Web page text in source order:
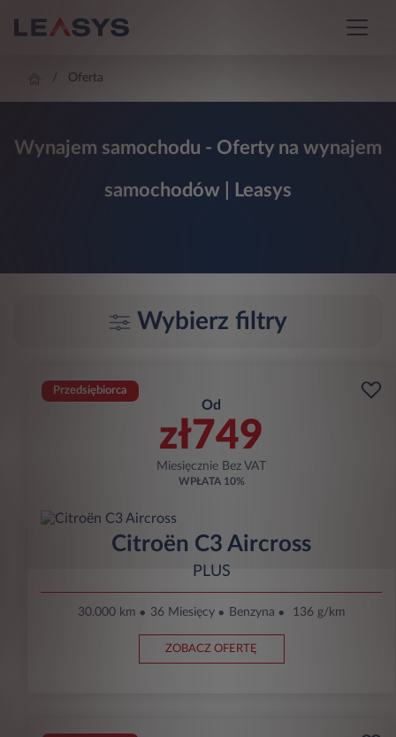
Oferta
Wynajem samochodu - Oferty na wynajem
samochodów | Leasys
Wybierz filtry
Przedsiębiorca
Od
zł749
Miesięcznie Bez VAT
WPŁATA 10%
Citroën C3 Aircross
PLUS
30.000 km 36 Miesięcy Benzyna 136 g/km
ZOBACZ OFERTĘ